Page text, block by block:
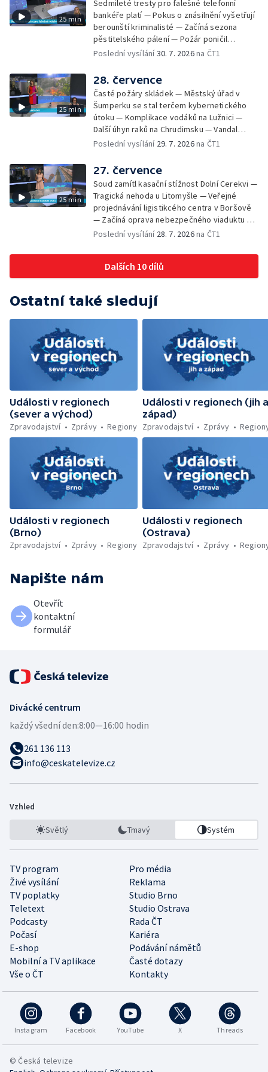
Zájem o obytné vozy roste — Praha má
novou servisní loď — Vidická samoobslužná
prodejna si na provoz vydělá — U jezera
Most začíná festival Let It Roll — Vyvrcholil
bouřkový neboli jelení úplněk — Kanoistka
25 min
Sedmileté tresty pro falešné telefonní
bankéře platí — Pokus o znásilnění vyšetřují
berounští kriminalisté — Začíná sezona
pěstitelského pálení — Požár poničil
historickou vilu Marta v Písku — Končí Letní
odpad — Nedostatek vody na Hracholuskách
— Příprava nového plavebního stupně v
Děčíně — Biokoridor pro užovku stromovou
— Záchrana liblického vysílače — První
koncert Diany Ross v Česku — Výroba
obrněných vozidel CV90 — Biokoridor pod
vedením vysokého napětí
Poslední vysílání30. 7. 2026na ČT1
25 min
28. července
Časté požáry skládek — Městský úřad v
Šumperku se stal terčem kybernetického
útoku — Komplikace vodáků na Lužnici —
Další úhyn raků na Chrudimsku — Vandal
poškodil okna na Ještědu — Lvice Elza má
defibrilátorů — 194 km/h po dálnici D6 —
Problém s likvidací kadmia — Vězni na
Frýdlantsku čistí koryto potoka — Antikolizní
systém tramvají Škoda 40T — Praha má šanci
na rekordní turistickou sezonu — Začíná
festival PernštejnLove v Pardubicích — Jelen
albín na Litoměřicku — Čeští vědci se
Poslední vysílání 29. 7. 2026na ČT1
25 min
27. července
Soud zamítl kasační stížnost Dolní Cerekvi —
Tragická nehoda u Litomyšle — Veřejné
projednávání ligistikcého centra v Boršově
— Začíná oprava nebezpečného viaduktu v
Klatovech — Pražská koalice o zásahu na
na Českolipsku — Úřednice na pachatele
napojená nebyla — Nižší zájem o Novou
zelenou úsporám — Problémy řidičů v
lesa u Velhartic — Další rozsáhlý lesní požár
Náchodsku — Znovuotevření rozhledny na
Libíně — Obchvat Náchoda je zhruba v
polovině — Požár v kempu na Pardubicku —
Wonkův most po rekonstrukci — Letiště
Václava Havla odbavilo 8 milionů cestujících
— V Plzni přibývá nelegálních graffiti
Poslední vysílání 28. 7. 2026na ČT1
Dalších 10 dílů
Ostatní také sledují
Události v regionech
(sever a východ)
Zpravodajství
Zprávy Regiony
Události v regionech (jih a
západ)
Zpravodajství
Zprávy
Události v regionech
(Brno)
Zpravodajství
Zprávy Regiony
Události v regionech
(Ostrava)
Zpravodajství
Zprávy
Napište nám
Otevřít
kontaktní
formulář
Divácké centrum
každý všední den:8:00—16:00 hodin
261 136 113
info@ceskatelevize.cz
Vzhled
Světlý Tmavý Systém
TV program
Pro média
Živé vysílání
Reklama
TV poplatky
Studio Brno
Teletext
Studio Ostrava
Podcasty
Rada ČT
Počasí
Kariéra
E-shop
Podávání námětů
Mobilní a TV aplikace
Časté dotazy
Vše o ČT
Kontakty
Instagram Facebook YouTube X Threads
© Česká televize